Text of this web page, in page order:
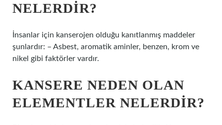
NELERDIR?
İnsanlar için kanserojen olduğu kanıtlanmış maddeler
şunlardır: – Asbest, aromatik aminler, benzen, krom ve
nikel gibi faktörler vardır.
KANSERE NEDEN OLAN
ELEMENTLER NELERDIR?